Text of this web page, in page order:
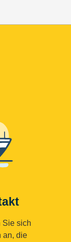
Sie sich
an, die